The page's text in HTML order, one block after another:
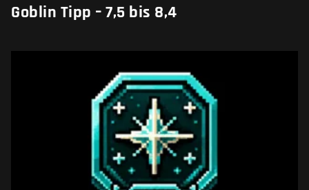
Goblin Tipp – 7,5 bis 8,4